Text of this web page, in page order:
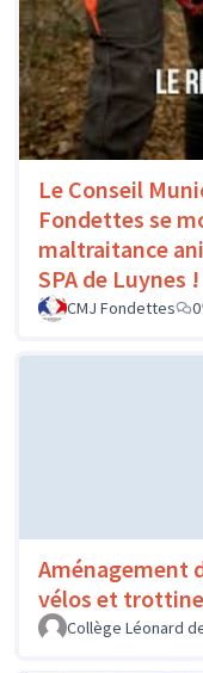
Le Conseil
Fondettes se
maltraitance
SPA de Luynes !
CMJ Fondettes 0
Aménagement
vélos et
Collège Léonard